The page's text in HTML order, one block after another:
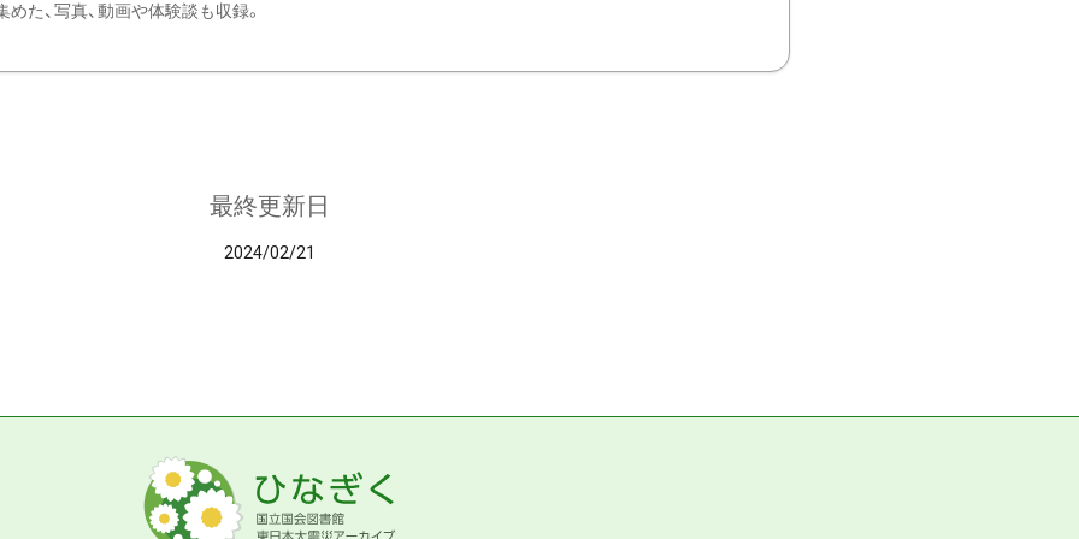
めた、写真、動画や体験談も収録。
最終更新日
2024/02/21